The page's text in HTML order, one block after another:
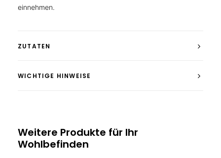
einnehmen.
ZUTATEN
WICHTIGE HINWEISE
Weitere Produkte für Ihr
Wohlbefinden